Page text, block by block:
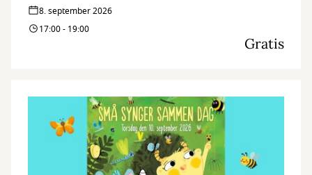
8. september 2026
17:00 - 19:00
Gratis